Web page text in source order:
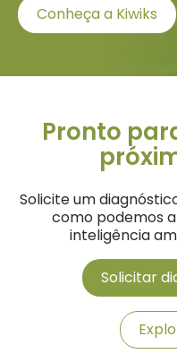
Conheça a Kiwiks
Pronto
Solicite um
como podemos
inteligência
Solicitar